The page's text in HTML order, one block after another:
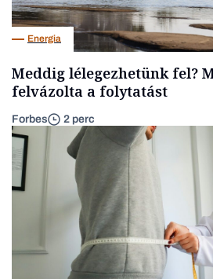
Energia
Meddig lélegezhetünk fel?
felvázolta a folytatást
Forbes 2 perc